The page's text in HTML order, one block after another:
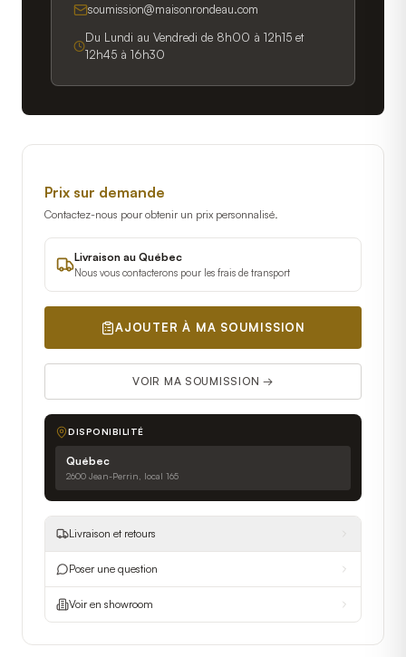
soumission@maisonrondeau.com
Du Lundi au Vendredi de 8h00 à 12h15 et
12h45 à 16h30
Prix sur demande
Contactez-nous pour obtenir un prix personnalisé.
Livraison au Québec
Nous vous contacterons pour les frais de transport
AJOUTER À MA SOUMISSION
VOIR MA SOUMISSION →
DISPONIBILITÉ
Québec
2600 Jean-Perrin, local 165
Livraison et retours
Poser une question
Voir en showroom